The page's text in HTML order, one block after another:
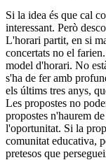
Si la idea és que cal
interessant. Però
L'horari partit, en si
concertats no el
model d'horari. No
s'ha de fer amb
els últims tres anys,
Les propostes no
propostes n'haurem
l'oportunitat. Si la
comunitat educativa,
pretesos que